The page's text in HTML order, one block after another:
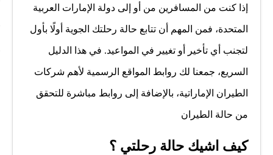
إذا كنت من المسافرين من أو إلى دولة الإمارات العربية
المتحدة، فمن المهم أن تتابع حالة رحلتك الجوية أولًا بأول
لتجنب أي تأخير أو تغيير في المواعيد. في هذا الدليل
السريع، جمعنا لك روابط المواقع الرسمية لأهم شركات
الطيران الإماراتية، بالإضافة إلى روابط مباشرة للتحقق
من حالة الطيران
كيف اشيك حالة رحلتي ؟